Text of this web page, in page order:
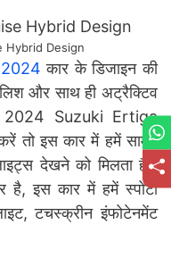
Hybrid Design
कार के डिजाइन की
और साथ ही अट्रैक्टिव
2024 Suzuki Ertiga
तो इस कार में हमें सामने
देखने को मिलता है।
इस कार में हमें स्पोर्टी
टचस्क्रीन इंफोटेनमेंट